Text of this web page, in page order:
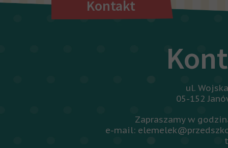
Kontakt
ul.
05-152
Zapraszamy w
e-mail: